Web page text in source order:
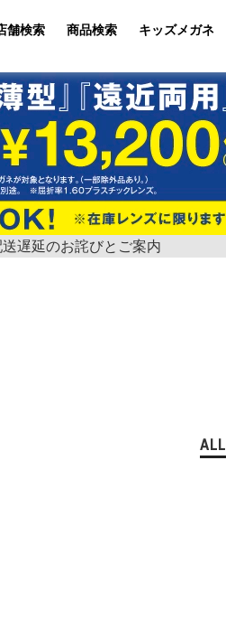
舗検索 商品検索 キッズメガネ
遅延のお詫びとご案内
ALL